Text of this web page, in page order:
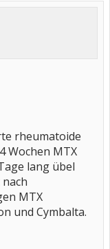
rheumatoide
Wochen MTX
lang übel
MTX
und Cymbalta.